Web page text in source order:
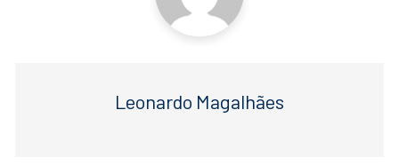
Leonardo Magalhães